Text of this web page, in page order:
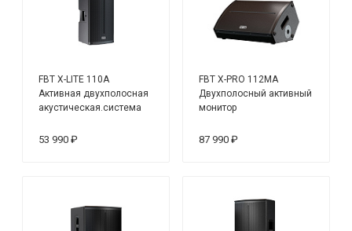
FBT X-LITE 110A
Активная двухполосная
акустическая.система
53 990 ₽
FBT X-PRO 112MA
Двухполосный активный
монитор
87 990 ₽